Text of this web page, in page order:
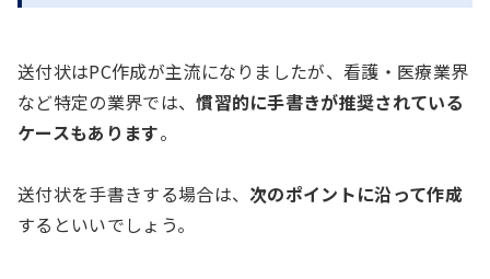
送付状はPC作成が主流になりましたが、看護・医療業界
など特定の業界では、慣習的に手書きが推奨されている
ケースもあります。
送付状を手書きする場合は、 次のポイントに沿って作成
するといいでしょう。